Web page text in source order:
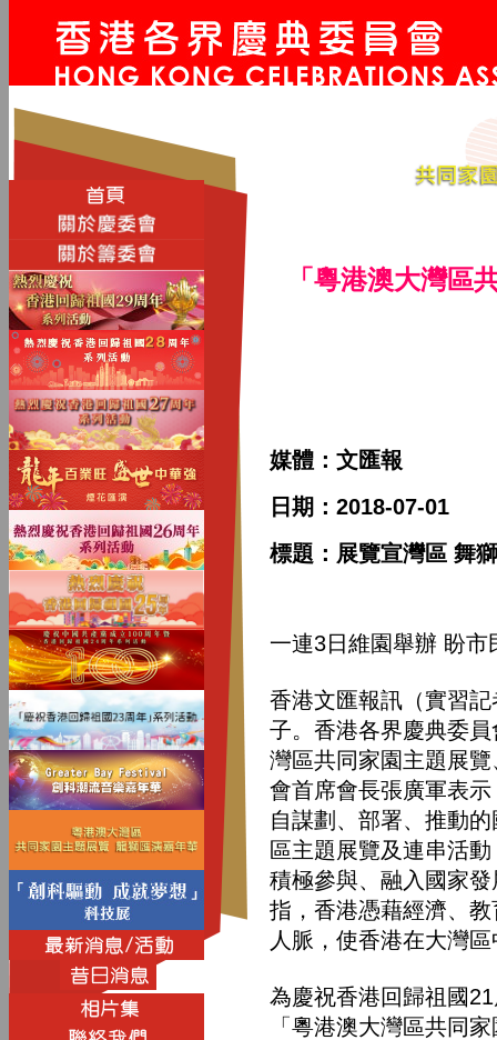
「粵港澳大灣區
媒體：文匯報
日期：2018-07-01
標題：展覽宣灣區 舞
一連3日維園舉辦 盼市
香港文匯報訊（實習
子。香港各界慶典委
灣區共同家園主題展
會首席會長張廣軍表
自謀劃、部署、推動
區主題展覽及連串活
積極參與、融入國家
指，香港憑藉經濟、
人脈，使香港在大灣
為慶祝香港回歸祖國
「粵港澳大灣區共同